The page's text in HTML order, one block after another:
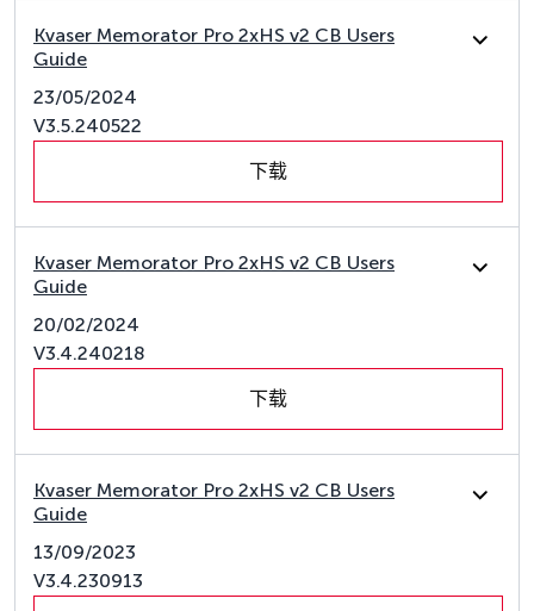
Kvaser Memorator Pro 2xHS v2 CB Users
Guide
23/05/2024
V3.5.240522
下载
Kvaser Memorator Pro 2xHS v2 CB Users
Guide
20/02/2024
V3.4.240218
下载
Kvaser Memorator Pro 2xHS v2 CB Users
Guide
13/09/2023
V3.4.230913